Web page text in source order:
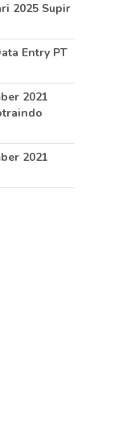
2025 Supir
Entry PT
2021
2021